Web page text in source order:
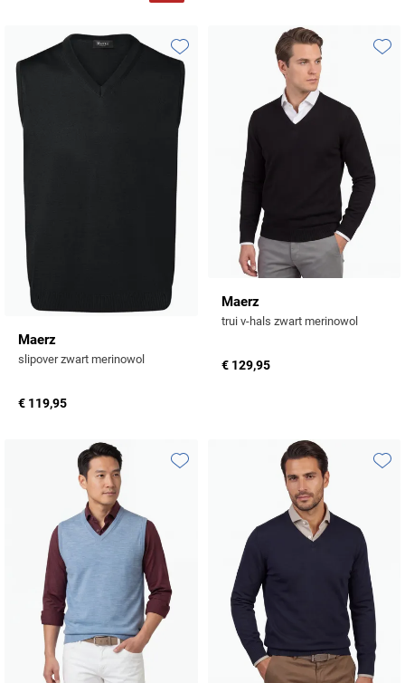
Maerz
slipover zwart merinowol
€ 119,95
Toevoegen aan favorieten
Maerz
trui v-hals zwart merinowol
€ 129,95
Toevoegen aan favorieten